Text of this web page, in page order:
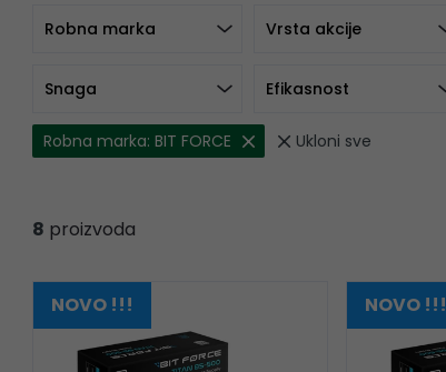
Robna marka Vrsta akcije
Snaga Efikasnost
Robna marka: BIT FORCE Ukloni sve
8 proizvoda
NOVO !!! NOVO !!!